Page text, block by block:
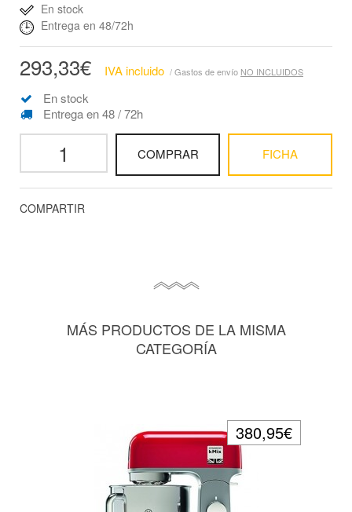
En stock
Entrega en 48/72h
293,33€ IVA incluido / Gastos de envío NO INCLUIDOS
En stock
Entrega en 48 / 72h
COMPRAR FICHA
COMPARTIR
MÁS PRODUCTOS DE LA MISMA
CATEGORÍA
380,95€